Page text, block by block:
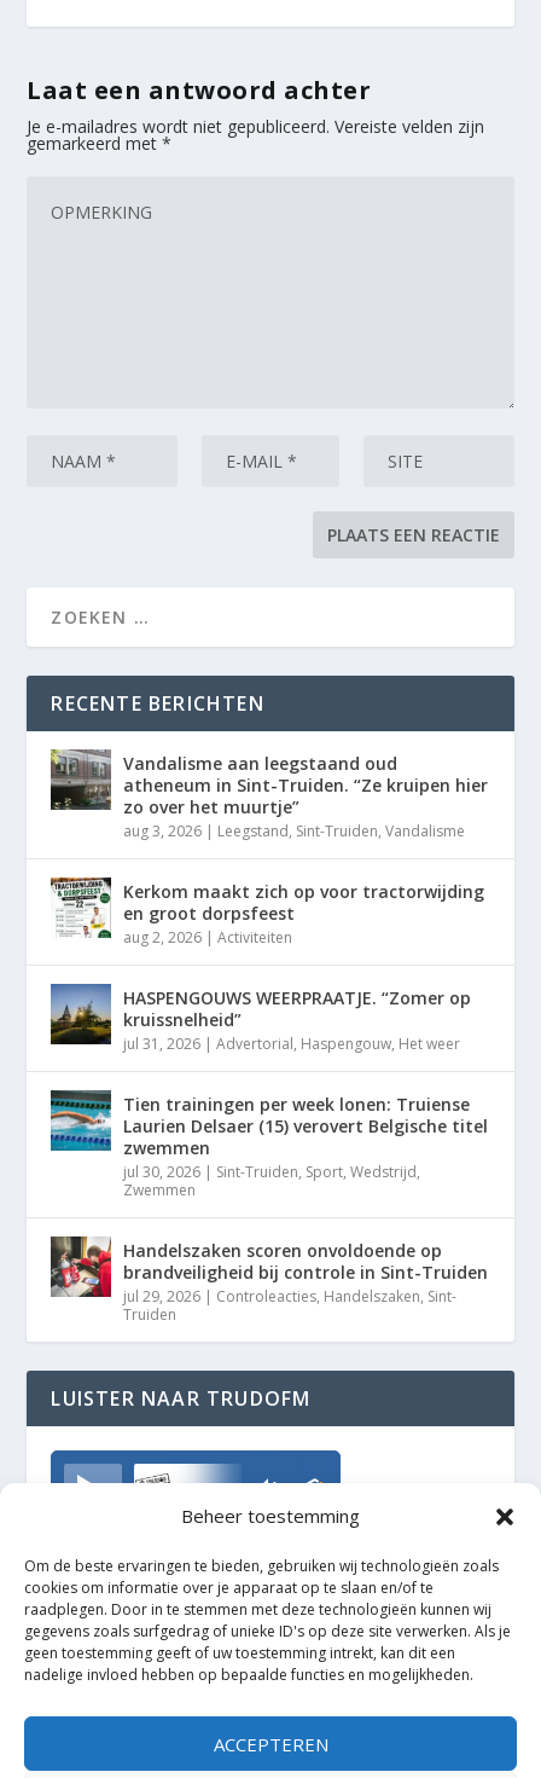
Beheer toestemming
Om de beste ervaringen te bieden, gebruiken wij technologieën zoals
cookies om informatie over je apparaat op te slaan en/of te
raadplegen. Door in te stemmen met deze technologieën kunnen wij
gegevens zoals surfgedrag of unieke ID's op deze site verwerken. Als je
geen toestemming geeft of uw toestemming intrekt, kan dit een
nadelige invloed hebben op bepaalde functies en mogelijkheden.
ACCEPTEREN
Laat een antwoord achter
Je e-mailadres wordt niet gepubliceerd. Vereiste velden zijn
gemarkeerd met*
RECENTE BERICHTEN
Vandalisme aan leegstaand oud
atheneum in Sint-Truiden. “Ze kruipen hier
zo over het muurtje”
aug 3, 2026 | Leegstand, Sint-Truiden,Vandalisme
Kerkom maakt zich op voor tractorwijding
en groot dorpsfeest
aug 2, 2026 |Activiteiten
HASPENGOUWS WEERPRAATJE. “Zomer op
kruissnelheid”
jul 31, 2026 |Advertorial, Haspengouw, Het weer
Tien trainingen per week lonen: Truiense
Laurien Delsaer (15) verovert Belgische titel
zwemmen
jul 30, 2026 | Sint-Truiden, Sport,Wedstrijd,
Zwemmen
Handelszaken scoren onvoldoende op
brandveiligheid bij controle in Sint-Truiden
jul 29, 2026 | Controleacties, Handelszaken, Sint-
Truiden
LUISTER NAAR TRUDOFM
TrudoFM